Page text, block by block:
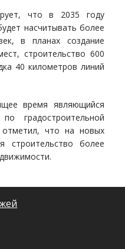
что в 2035 году
насчитывать более
в планах создание
строительство 600
40 километров линий
время являющийся
градостроительной
отметил, что на новых
строительство более